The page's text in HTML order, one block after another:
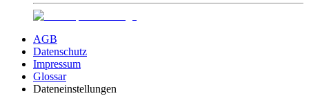
AGB
Datenschutz
Impressum
Glossar
Dateneinstellungen